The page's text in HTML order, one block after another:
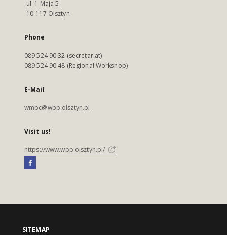
ul. 1 Maja 5
10-117 Olsztyn
Phone
089 524 90 32 (secretariat)
089 524 90 48 (Regional Workshop)
E-Mail
wmbc@wbp.olsztyn.pl
Visit us!
https://www.wbp.olsztyn.pl/
SITEMAP